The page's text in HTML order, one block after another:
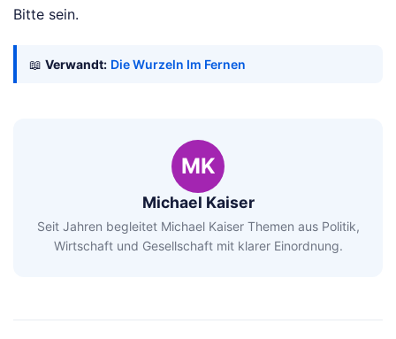
Bitte sein.
📖 Verwandt: Die Wurzeln Im Fernen
MK
Michael Kaiser
Seit Jahren begleitet Michael Kaiser Themen aus Politik,
Wirtschaft und Gesellschaft mit klarer Einordnung.